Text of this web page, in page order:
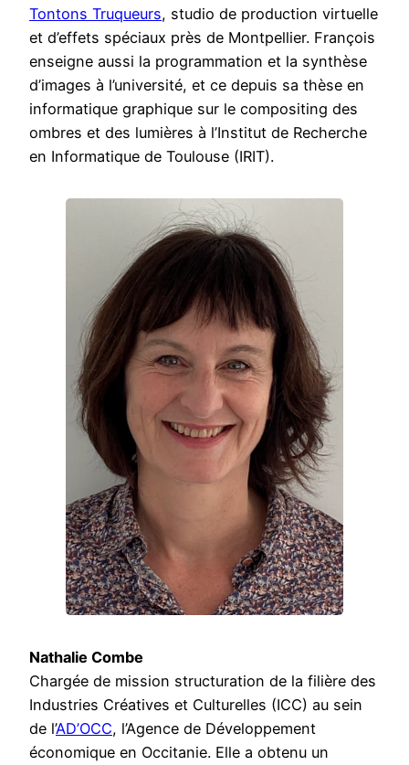
Tontons Truqueurs, studio de production virtuelle
et d’effets spéciaux près de Montpellier. François
enseigne aussi la programmation et la synthèse
d’images à l’université, et ce depuis sa thèse en
informatique graphique sur le compositing des
ombres et des lumières à l’Institut de Recherche
en Informatique de Toulouse (IRIT).
Nathalie Combe
Chargée de mission structuration de la filière des
Industries Créatives et Culturelles (ICC) au sein
de l’AD’OCC, l’Agence de Développement
économique en Occitanie. Elle a obtenu un